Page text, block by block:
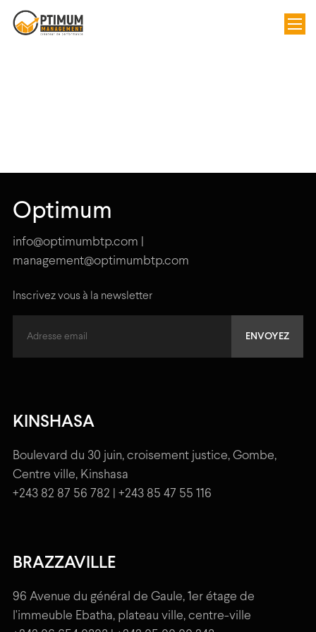
Optimum
info@optimumbtp.com |
management@optimumbtp.com
Inscrivez vous à la newsletter
KINSHASA
Boulevard du 30 juin, croisement justice, Gombe,
Centre ville, Kinshasa
+243 82 87 56 782 | +243 85 47 55 116
BRAZZAVILLE
96 Avenue du général de Gaule, 1er étage de
l'immeuble Ebatha, plateau ville, centre-ville